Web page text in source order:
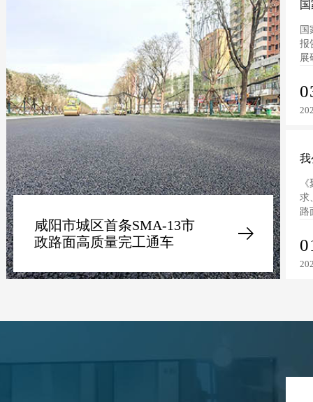
咸阳市城区首条SMA-13市
政路面高质量完工通车
报
展
我
求
路